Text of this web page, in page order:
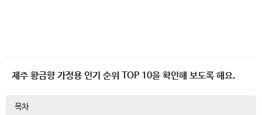
제주 황금향 가정용 인기 순위 TOP 10을 확인해 보도록 해요.
목차